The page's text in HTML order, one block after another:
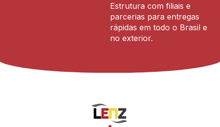
Estrutura com filiais e
parcerias para entregas
rápidas em todo o Brasil e
no exterior.